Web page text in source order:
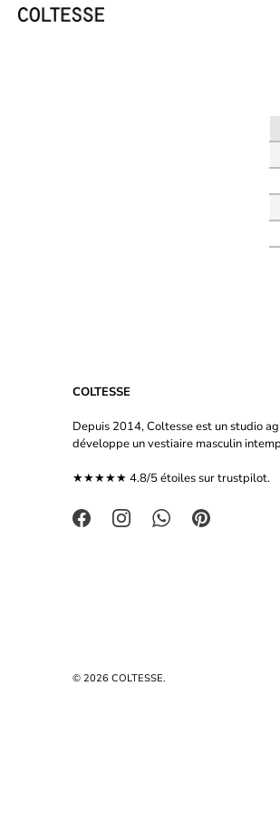
Skip
COLTESSE
Depuis 2014, Coltesse est un studio
développe un vestiaire masculin
★★★★★ 4.8/5 étoiles surtrustpilot.
© 2026 COLTESSE.